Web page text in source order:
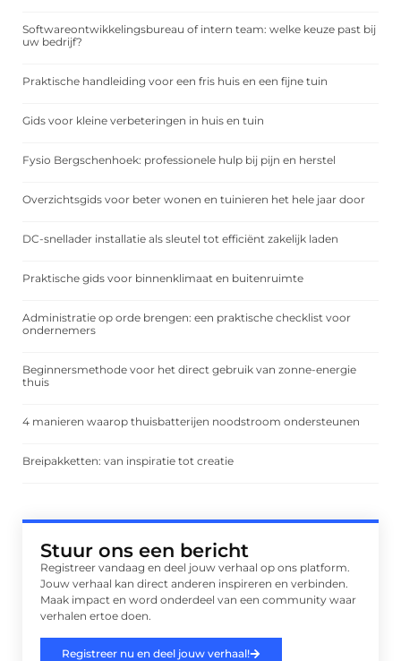
Softwareontwikkelingsbureau of intern team: welke keuze past bij
uw bedrijf?
Praktische handleiding voor een fris huis en een fijne tuin
Gids voor kleine verbeteringen in huis en tuin
Fysio Bergschenhoek: professionele hulp bij pijn en herstel
Overzichtsgids voor beter wonen en tuinieren het hele jaar door
DC-snellader installatie als sleutel tot efficiënt zakelijk laden
Praktische gids voor binnenklimaat en buitenruimte
Administratie op orde brengen: een praktische checklist voor
ondernemers
Beginnersmethode voor het direct gebruik van zonne-energie
thuis
4 manieren waarop thuisbatterijen noodstroom ondersteunen
Breipakketten: van inspiratie tot creatie
Stuur ons een bericht
Registreer vandaag en deel jouw verhaal op ons platform.
Jouw verhaal kan direct anderen inspireren en verbinden.
Maak impact en word onderdeel van een community waar
verhalen ertoe doen.
Registreer nu en deel jouw verhaal!